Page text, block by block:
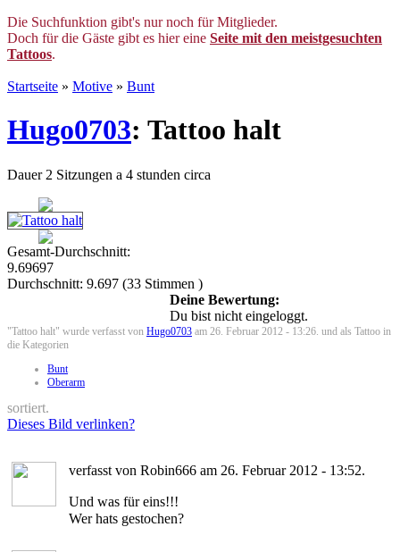
Die Suchfunktion gibt's nur noch für Mitglieder.
Doch für die Gäste gibt es hier eine Seite mit den meistgesuchten
Tattoos.
Startseite » Motive » Bunt
Hugo0703: Tattoo halt
Dauer 2 Sitzungen a 4 stunden circa
Gesamt-Durchschnitt:
9.69697
Durchschnitt: 9.697 (33 Stimmen )
Deine Bewertung:
Du bist nicht eingeloggt.
"Tattoo halt" wurde verfasst von Hugo0703 am 26. Februar 2012 - 13:26. und als Tattoo in
die Kategorien
Bunt
Oberarm
sortiert.
Dieses Bild verlinken?
verfasst von Robin666 am 26. Februar 2012 - 13:52.
Und was für eins!!!
Wer hats gestochen?